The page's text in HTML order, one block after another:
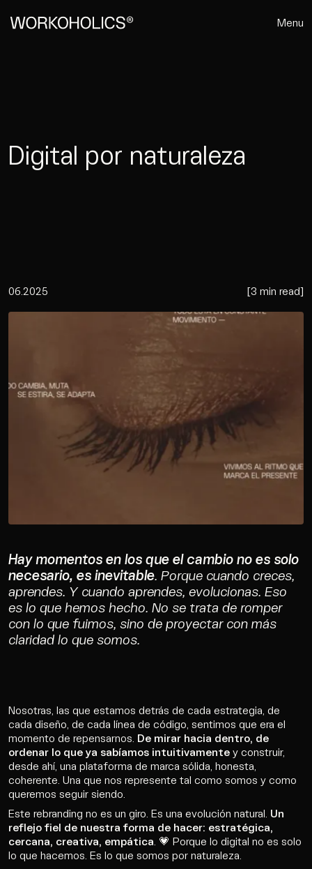
Menu
Digital por naturaleza
06.2025 [3 min read]
Hay momentos en los que el cambio no es solo
necesario, es inevitable. Porque cuando creces,
aprendes. Y cuando aprendes, evolucionas. Eso
es lo que hemos hecho. No se trata de romper
con lo que fuimos, sino de proyectar con más
claridad lo que somos.
Nosotras, las que estamos detrás de cada estrategia, de
cada diseño, de cada línea de código, sentimos que era el
momento de repensarnos. De mirar hacia dentro, de
ordenar lo que ya sabíamos intuitivamente y construir,
desde ahí, una plataforma de marca sólida, honesta,
coherente. Una que nos represente tal como somos y como
queremos seguir siendo.
Este rebranding no es un giro. Es una evolución natural. Un
reflejo fiel de nuestra forma de hacer: estratégica,
cercana, creativa, empática. 💗 Porque lo digital no es solo
lo que hacemos. Es lo que somos por naturaleza.